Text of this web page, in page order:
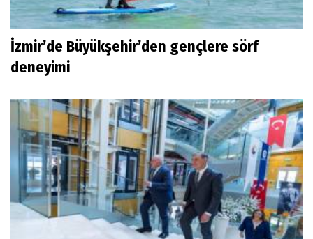
İzmir’de Büyükşehir’den gençlere sörf
deneyimi